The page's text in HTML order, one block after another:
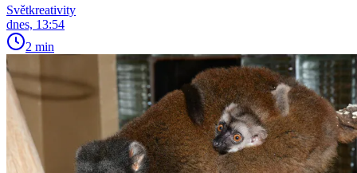
Světkreativity
dnes, 13:54
2 min